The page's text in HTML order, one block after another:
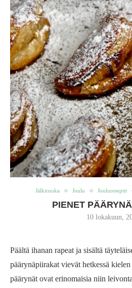
Jälkiruoka Joulu Joulureseptit
PIENET
10 lokakuun,
Päältä ihanan rapeat ja sisältä
päärynäpiirakat vievät hetkessä
päärynät ovat erinomaisia niin